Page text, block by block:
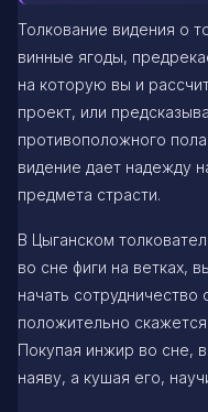
Толкование видения о
винные ягоды,
на которую вы и
проект, или
противоположного
видение дает надежду
предмета страсти.
В Цыганском
во сне фиги на ветках,
начать сотрудничество
положительно
Покупая инжир во сне,
наяву, а кушая его,